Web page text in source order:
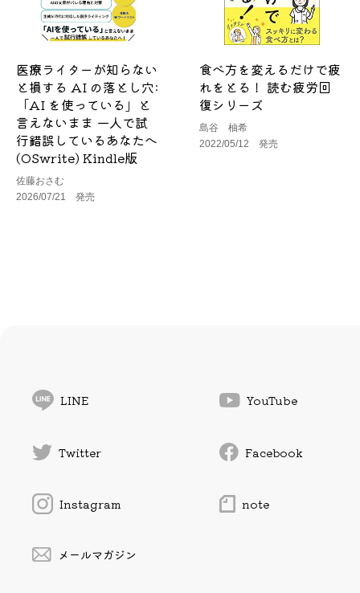
医療ライターが知らない
と損する AI の落とし穴:
「AI を使っている」と
言えないまま 一人で試
行錯誤しているあなたへ
(OSwrite) Kindle版
佐藤おさむ
2026/07/21 発売
食べ方を変えるだけで疲
れをとる！ 読む疲労回
復シリーズ
島谷 柚希
2022/05/12 発売
LINE YouTube
Twitter Facebook
Instagram note
メールマガジン